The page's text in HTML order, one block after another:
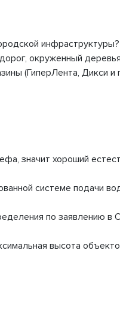
инфраструктуры?
окруженный
(ГиперЛента, Дикси и
значит хороший
системе подачи
по заявлению в
высота